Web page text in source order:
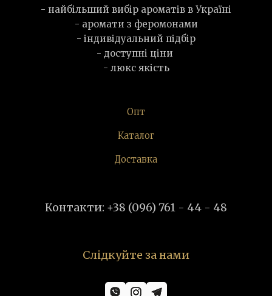
- найбільший вибір ароматів в Україні
- аромати з феромонами
- індивідуальний підбір
- доступні ціни
- люкс якість
Опт
Каталог
Доставка
Контакти: +38 (096) 761 - 44 - 48
Слідкуйте за нами